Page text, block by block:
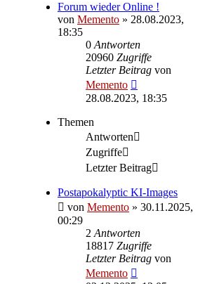
Forum wieder Online !
von Memento » 28.08.2023,
18:35
0 Antworten
20960 Zugriffe
Letzter Beitrag von
Memento
28.08.2023, 18:35
Themen
Antworten
Zugriffe
Letzter Beitrag
Postapokalyptic KI-Images
von Memento » 30.11.2025,
00:29
2 Antworten
18817 Zugriffe
Letzter Beitrag von
Memento